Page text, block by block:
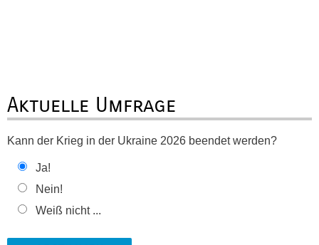
Aktuelle Umfrage
Kann der Krieg in der Ukraine 2026 beendet werden?
Ja!
Nein!
Weiß nicht ...